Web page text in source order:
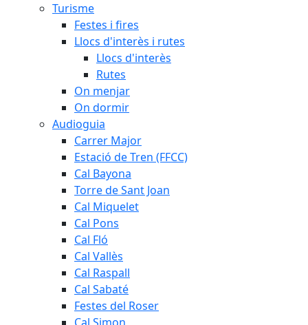
Turisme
Festes i fires
Llocs d'interès i rutes
Llocs d'interès
Rutes
On menjar
On dormir
Audioguia
Carrer Major
Estació de Tren (FFCC)
Cal Bayona
Torre de Sant Joan
Cal Miquelet
Cal Pons
Cal Fló
Cal Vallès
Cal Raspall
Cal Sabaté
Festes del Roser